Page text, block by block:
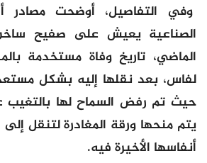
وفي التفاصيل، أوضحت مصادر
الماضي، تاريخ وفاة مستخدمة
لفاس، بعد نقلها إليه بشكل
حيث تم رفض السماح لها بالتغيب
يتم منحها ورقة المغادرة لتنقل
أنفاسها الأخيرة فيه.